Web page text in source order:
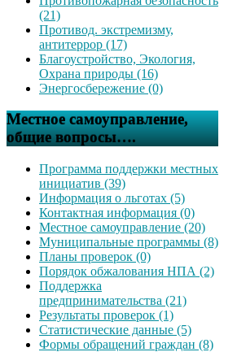
(21)
Противод. экстремизму,
антитеррор (17)
Благоустройство, Экология,
Охрана природы (16)
Энергосбережение (0)
Местное самоуправление,
общие вопросы….
Программа поддержки местных
инициатив (39)
Информация о льготах (5)
Контактная информация (0)
Местное самоуправление (20)
Муниципальные программы (8)
Планы проверок (0)
Порядок обжалования НПА (2)
Поддержка
предпринимательства (21)
Результаты проверок (1)
Статистические данные (5)
Формы обращений граждан (8)